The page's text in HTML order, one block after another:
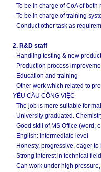
- To be in charge of CoA of
- To be in charge of training
- Conduct other task as
2. R&D staff
- Handling testing & new
- Production process
- Education and training
- Other work which related to
YÊU CẦU CÔNG VIỆC
- The job is more suitable for
- University graduated.
- Good skill of MS Office (word,
- English: Intermediate level
- Honesty, progressive, eager to
- Strong interest in technical field
- Can work under high